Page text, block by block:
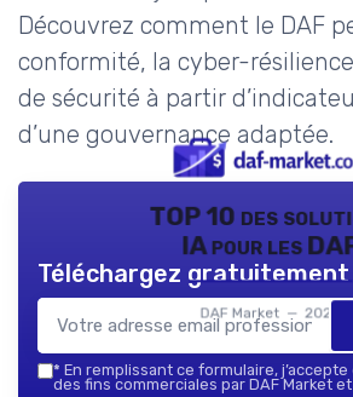
Découvrez comment le DAF
conformité, la cyber-
de sécurité à partir
d’une gouvernance adaptée.
TOP 10 des
IA pour les
DAF Market — 2026
Téléchargez gratuitement
* En remplissant ce formulaire, j’accepte
des fins commerciales par DAF Market